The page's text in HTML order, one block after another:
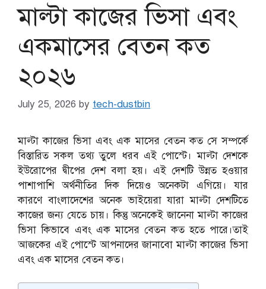
মাল্টা কাজের ভিসা এবং
একমাসের বেতন কত
২০২৬
July 25, 2026 by tech-dustbin
মাল্টা কাজের ভিসা এবং এক মাসের বেতন কত সে সম্পর্কে
বিস্তারিত সকল তথ্য তুলে ধরব এই পোস্টে। মাল্টা দেশকে
ইউরোপের দ্বীপের দেশ বলা হয়। এই দেশটি উন্নত হওয়ার
পাশাপাশি অর্থনীতির দিক দিয়েও অনেকটা এগিয়ে। যার
কারণে বাংলাদেশের অনেক ভাইয়েরা যারা মাল্টা দেশটিতে
কাজের জন্য যেতে চায়। কিন্তু অনেকেই জানেনা মাল্টা কাজের
ভিসা কিভাবে এবং এক মাসের বেতন কত হতে পারে।তাই
আজকের এই পোস্টে আপনাদের জানাবো মাল্টা কাজের ভিসা
এবং এক মাসের বেতন কত।